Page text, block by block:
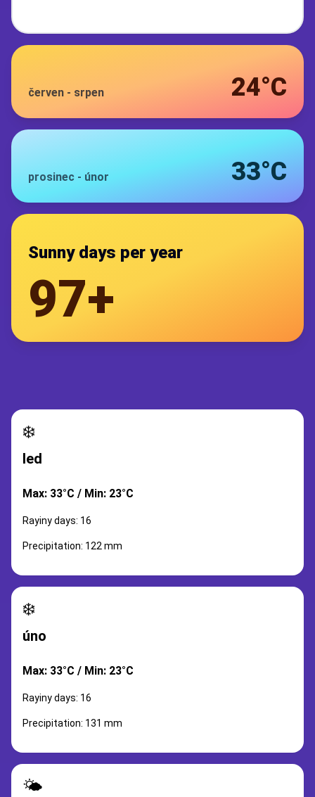
červen - srpen 24°C
prosinec - únor 33°C
Sunny days per year
97+
❄️
led
Max: 33°C / Min: 23°C
Rayiny days: 16
Precipitation: 122 mm
❄️
úno
Max: 33°C / Min: 23°C
Rayiny days: 16
Precipitation: 131 mm
🌤️